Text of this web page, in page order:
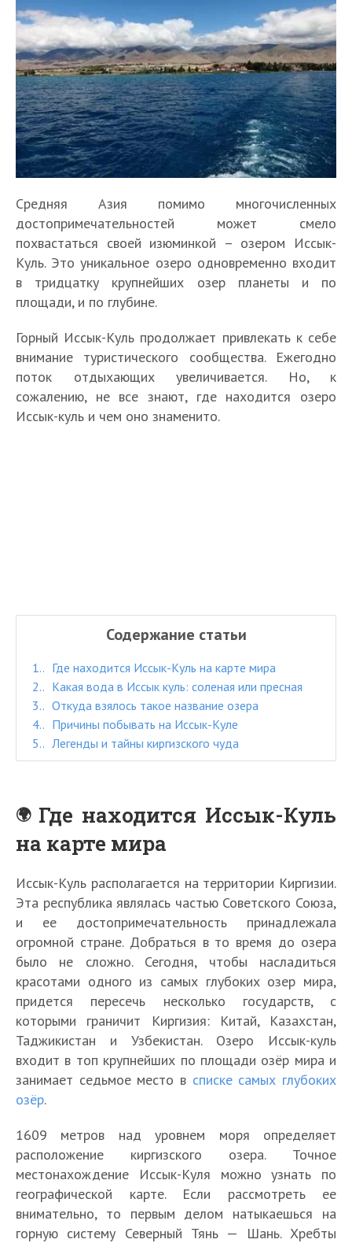
Средняя Азия помимо многочисленных
достопримечательностей может смело
похвастаться своей изюминкой – озером Иссык-
Куль. Это уникальное озеро одновременно входит
в тридцатку крупнейших озер планеты и по
площади, и по глубине.
Горный Иссык-Куль продолжает привлекать к себе
внимание туристического сообщества. Ежегодно
поток отдыхающих увеличивается. Но, к
сожалению, не все знают, где находится озеро
Иссык-куль и чем оно знаменито.
Содержание статьи
1.
Где находится Иссык-Куль на карте мира
2.
Какая вода в Иссык куль: соленая или пресная
3.
Откуда взялось такое название озера
4.
Причины побывать на Иссык-Куле
5.
Легенды и тайны киргизского чуда
Где находится Иссык-Куль
на карте мира
Иссык-Куль располагается на территории Киргизии.
Эта республика являлась частью Советского Союза,
и ее достопримечательность принадлежала
огромной стране. Добраться в то время до озера
было не сложно. Сегодня, чтобы насладиться
красотами одного из самых глубоких озер мира,
придется пересечь несколько государств, с
которыми граничит Киргизия: Китай, Казахстан,
Таджикистан и Узбекистан. Озеро Иссык-куль
входит в топ крупнейших по площади озёр мира и
занимает седьмое место в списке самых глубоких
озёр.
1609 метров над уровнем моря определяет
расположение киргизского озера. Точное
местонахождение Иссык-Куля можно узнать по
географической карте. Если рассмотреть ее
внимательно, то первым делом натыкаешься на
горную систему Северный Тянь — Шань. Хребты